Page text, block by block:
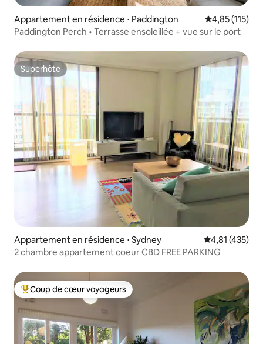
Appartement en résidence ⋅ Paddington Évaluation
4,85 (115)
Paddington Perch • Terrasse ensoleillée + vue sur le port
Superhôte
Superhôte
Appartement en résidence ⋅ Sydney Évaluation
4,81 (435)
2 chambre appartement coeur CBD FREE PARKING
Coups de cœur voyageurs les plus appréciés
Coup de cœur voyageurs